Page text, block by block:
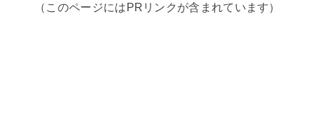
（このページにはPRリンクが含まれています）